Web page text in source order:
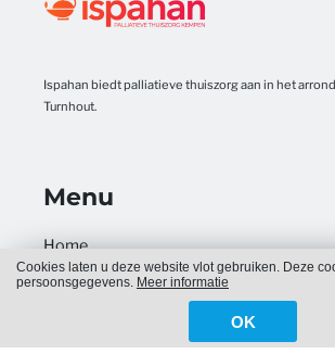
Ispahan biedt palliatieve thuiszorg aan in het
Turnhout.
Menu
Home
Nieuws
Cookies laten u deze website vlot gebruiken. Deze
persoonsgegevens. Meer informatie
OK